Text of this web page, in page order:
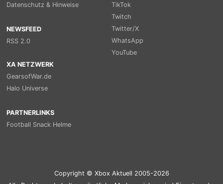
Datenschutz & Hinweise
NEWSFEED
RSS 2.0
TikTok
Twitch
Twitter/X
WhatsApp
YouTube
XA NETZWERK
GearsofWar.de
Halo Universe
PARTNERLINKS
Football Snack Helme
Copyright © Xbox Aktuell 2005-2026